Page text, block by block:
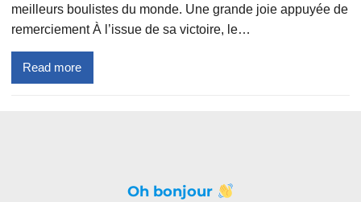
meilleurs boulistes du monde. Une grande joie appuyée de
remerciement À l’issue de sa victoire, le…
Read more
Oh bonjour